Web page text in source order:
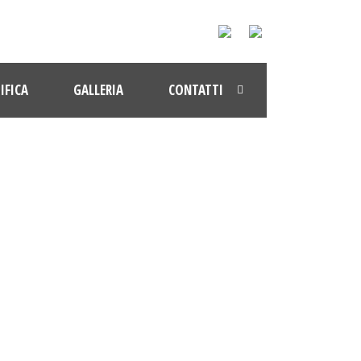
GALLERIA CONTATTI